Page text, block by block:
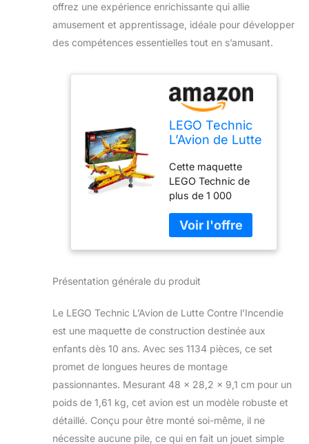
offrez une expérience enrichissante qui allie
amusement et apprentissage, idéale pour développer
des compétences essentielles tout en s’amusant.
LEGO Technic
L’Avion de Lutte
l'Incendie,
Jouet Pompier
à Construire,
Maquette pour
Enfants Dès 10
Ans, Jeu
Éducatif, Idée
Cette maquette
LEGO Technic de
plus de 1 000
un avion jouet à
construire, idéal
pour les garçons et
intéressés par les
et de lutte contre
les incendies Ce
comporte des
hélices, des volets,
un train
d'atterrissage et
queue mobiles
fonctionnels, ainsi
Présentation générale du produit
Le LEGO Technic L’Avion de Lutte Contre l’Incendie
est une maquette de construction destinée aux
enfants dès 10 ans. Avec ses 1134 pièces, ce set
promet de longues heures de montage
passionnantes. Mesurant 48 x 28,2 x 9,1 cm pour un
poids de 1,61 kg, cet avion est un modèle robuste et
détaillé. Conçu pour être monté soi-même, il ne
nécessite aucune pile, ce qui en fait un jouet simple